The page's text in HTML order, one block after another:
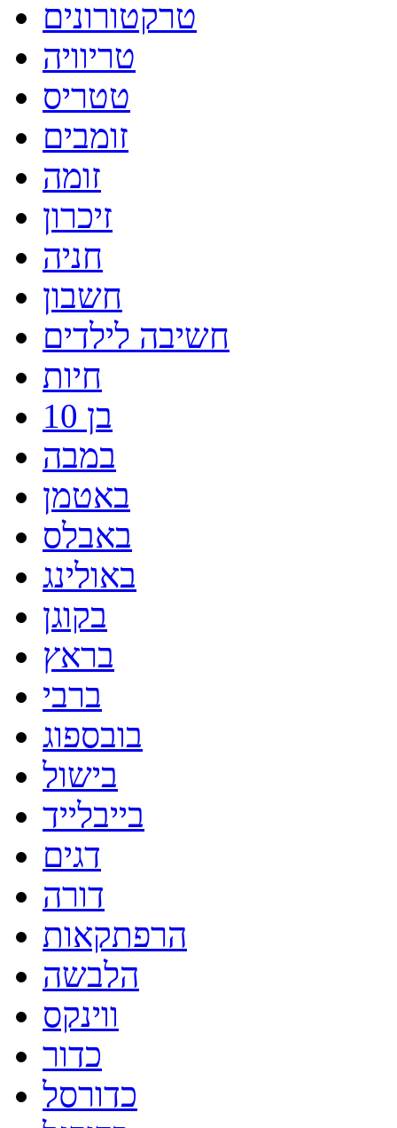
טרקטורונים
טריוויה
טטריס
זומבים
זומה
זיכרון
חניה
חשבון
חשיבה לילדים
חיות
בן 10
במבה
באטמן
באבלס
באולינג
בקוגן
בראץ
ברבי
בובספוג
בישול
בייבלייד
דגים
דורה
הרפתקאות
הלבשה
ווינקס
כדור
כדורסל